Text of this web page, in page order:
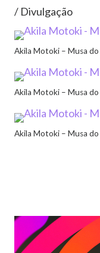
/ Divulgação
Akila Motoki – Musa
Akila Motoki – Musa
Akila Motoki – Musa